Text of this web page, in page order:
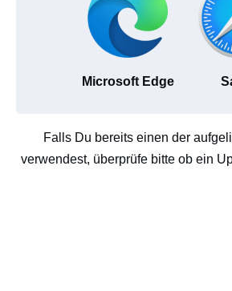
Microsoft Edge
Falls Du bereits einen der
verwendest, überprüfe bitte ob ein